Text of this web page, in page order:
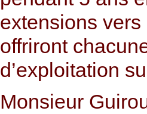
extensions vers
offriront
d’exploitation
Monsieur